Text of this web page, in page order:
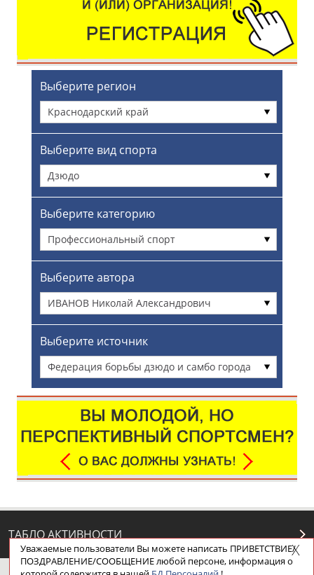
Выберите регион
Краснодарский край
Выберите вид спорта
Дзюдо
Выберите категорию
Профессиональный спорт
Выберите автора
ИВАНОВ Николай Александрович
Выберите источник
Федерация борьбы дзюдо и самбо города
Сочи
ТАБЛО АКТИВНОСТИ
Уважаемые пользователи Вы можете написать ПРИВЕТСТВИЕ/
ПОЗДРАВЛЕНИЕ/СООБЩЕНИЕ любой персоне, информация о